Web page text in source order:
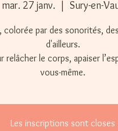
mar. 27 janv.
  |
Sury-en-
colorée par des sonorités,
d'ailleurs.
relâcher le corps, apaiser
vous-même.
Les inscriptions sont closes